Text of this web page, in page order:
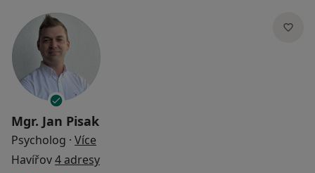
Mgr. Jan Pisak
Psycholog · Více
Havířov4 adresy